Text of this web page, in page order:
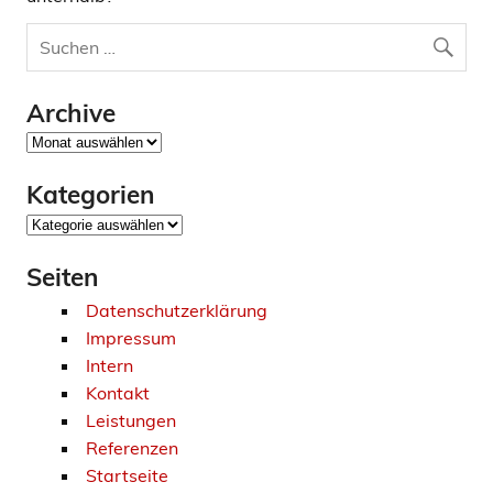
Archive
Archive
Kategorien
Kategorien
Seiten
Datenschutzerklärung
Impressum
Intern
Kontakt
Leistungen
Referenzen
Startseite